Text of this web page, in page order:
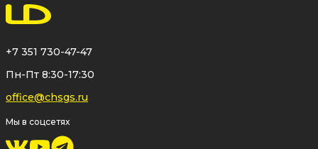
+7 351 730-47-47
Пн-Пт 8:30-17:30
office@chsgs.ru
Мы в соцсетях